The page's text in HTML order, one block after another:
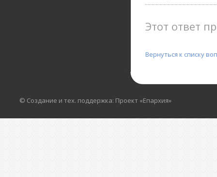
Этот ответ
Вернуться к списку
© Создание и тех. поддержка: Проект «Епархия»